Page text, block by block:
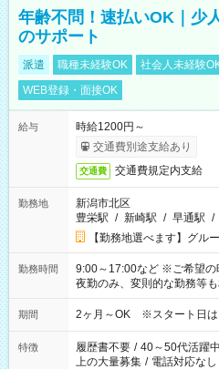
年齢不問！速払いOK｜少
のサポート
派遣 職種未経験OK 社会人未経験
WEB登録・面接OK
給与
時給1200円～
交通費別途支給あり
交通費 交通費規定内支給
勤務地
新潟市北区
豊栄駅 / 新崎駅 / 早通駅 /
【勤務地選べます】グル
勤務時間
9:00～17:00など ※ご希望の時間帯をご相談ください。 ※日勤、
夜勤のみ、変則的な勤務等も
期間 2ヶ月～OK ※スタート日は
特徴 履歴書不要 / 40～50代活躍中
上の大量募集 / 電話対応なし